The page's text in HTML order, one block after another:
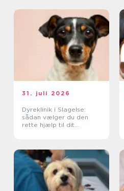
31. juli 2026
Dyreklinik i Slagelse:
sådan vælger du den
rette hjælp til dit